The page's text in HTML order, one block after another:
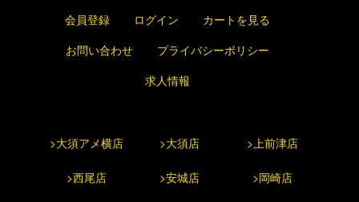
会員登録
ログイン
カートを見る
お問い合わせ
プライバシーポリシー
求人情報
>大須アメ横店 >大須店 >上前津店
>西尾店 >安城店 >岡崎店